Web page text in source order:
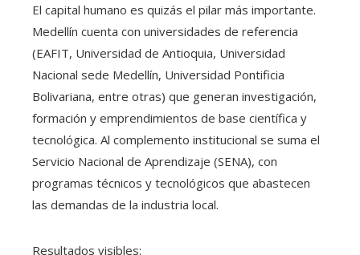
El capital humano es quizás el pilar más importante.
Medellín cuenta con universidades de referencia
(EAFIT, Universidad de Antioquia, Universidad
Nacional sede Medellín, Universidad Pontificia
Bolivariana, entre otras) que generan investigación,
formación y emprendimientos de base científica y
tecnológica. Al complemento institucional se suma el
Servicio Nacional de Aprendizaje (SENA), con
programas técnicos y tecnológicos que abastecen
las demandas de la industria local.
Resultados visibles: